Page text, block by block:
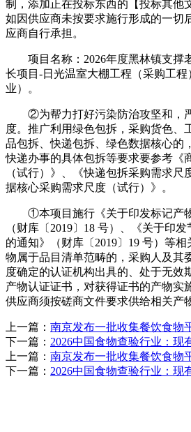
制，添加正在投标东西的【投标其他
如因供应商未按要求施行形成的一切
应商自行承担。
项目名称：2026年度黑林镇支撑
长项目-日光温室大棚工程（采购工
业）。
②为帮力打好污染防治攻坚和，严
度。推广利用绿色包拆，采购货色、
品包拆、快递包拆、绿色数据核心的
快递办事的具体包拆等要求要参考《
（试行）》、《快递包拆采购需求尺
据核心采购需求尺度（试行）》。
①本项目施行《关于印发标记产物
（财库〔2019〕18 号）、《关于印
的通知》（财库〔2019〕19 号）等
物属于品目清单范畴的，采购人及其
度确定的认证机构出具的、处于无效
产物认证证书，对获得证书的产物实
供应商须按磋商文件要求供给相关产
上一篇： 南京发布一批收集餐饮食物
下一篇： 2026中国食物查验行业：现
上一篇： 南京发布一批收集餐饮食物
下一篇： 2026中国食物查验行业：现